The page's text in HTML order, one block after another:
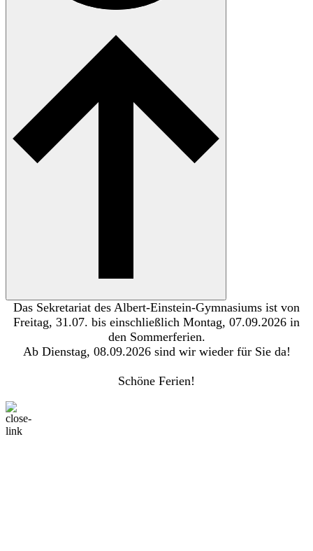
Das Sekretariat des Albert-Einstein-Gymnasiums ist von
Freitag, 31.07. bis einschließlich Montag, 07.09.2026 in
den Sommerferien.
Ab Dienstag, 08.09.2026 sind wir wieder für Sie da!
Schöne Ferien!